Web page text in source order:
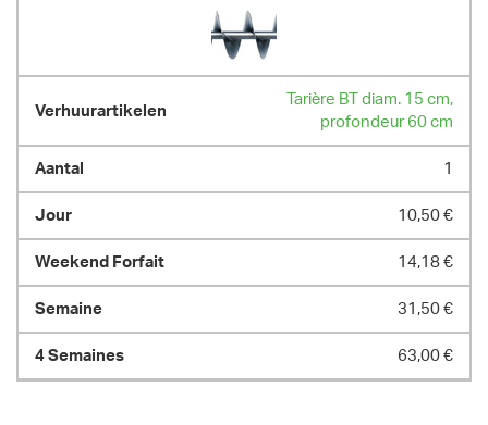
Tarière BT diam. 15 cm,
profondeur 60 cm
1
10,50 €
14,18 €
31,50 €
63,00 €